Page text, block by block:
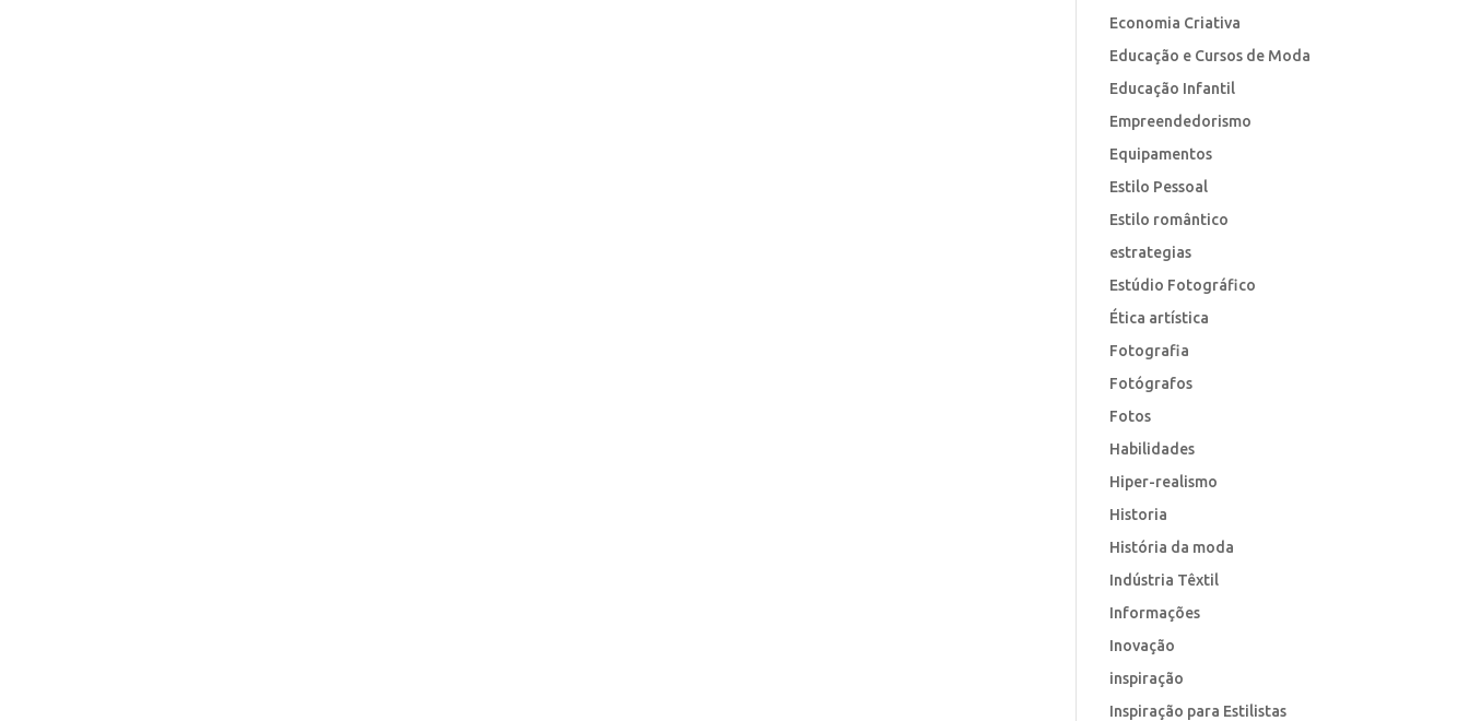
Economia Criativa
Educação e Cursos de Moda
Educação Infantil
Empreendedorismo
Equipamentos
Estilo Pessoal
Estilo romântico
estrategias
Estúdio Fotográfico
Ética artística
Fotografia
Fotógrafos
Fotos
Habilidades
Hiper-realismo
Historia
História da moda
Indústria Têxtil
Informações
Inovação
inspiração
Inspiração para Estilistas